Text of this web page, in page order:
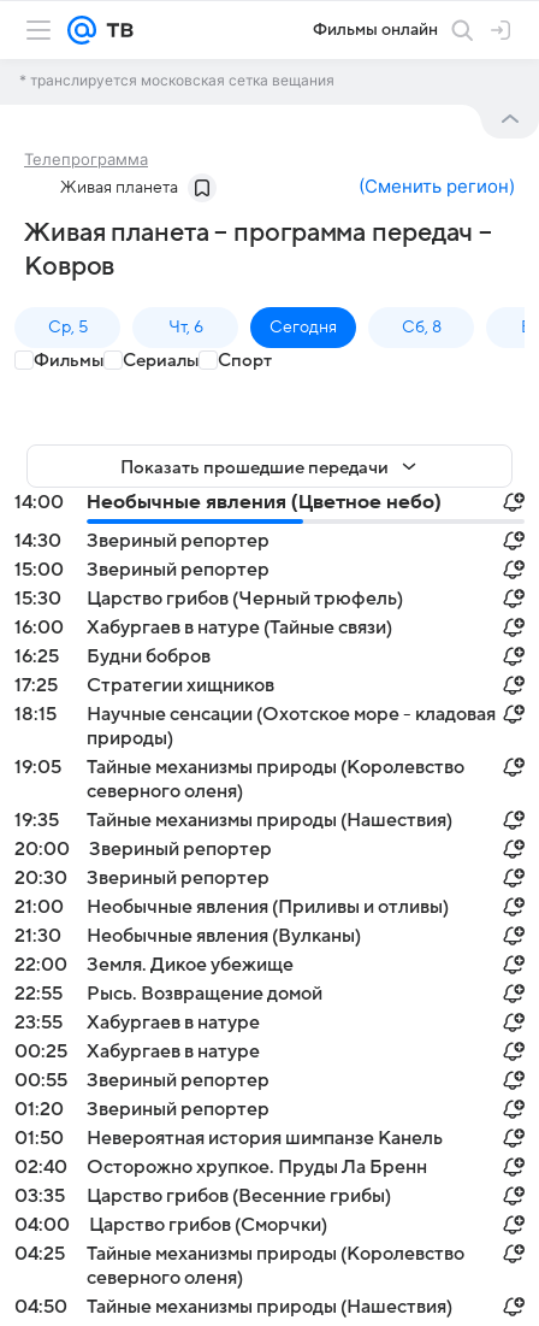
Фильмы онлайн
* транслируется московская сетка вещания
Телепрограмма
Живая планета (Сменить регион)
Живая планета – программа передач –
Ковров
Ср, 5 Чт, 6 Сегодня Сб, 8
Фильмы Сериалы Спорт
Показать прошедшие передачи
14:00
Необычные явления (Цветное небо)
14:30
Звериный репортер
15:00
Звериный репортер
15:30
Царство грибов (Черный трюфель)
16:00
Хабургаев в натуре (Тайные связи)
16:25
Будни бобров
17:25
Стратегии хищников
18:15
Научные сенсации (Охотское море - кладовая
природы)
19:05
Тайные механизмы природы (Королевство
северного оленя)
19:35
Тайные механизмы природы (Нашествия)
20:00
Звериный репортер
20:30
Звериный репортер
21:00
Необычные явления (Приливы и отливы)
21:30
Необычные явления (Вулканы)
22:00
Земля. Дикое убежище
22:55
Рысь. Возвращение домой
23:55
Хабургаев в натуре
00:25
Хабургаев в натуре
00:55
Звериный репортер
01:20
Звериный репортер
01:50
Невероятная история шимпанзе Канель
02:40
Осторожно хрупкое. Пруды Ла Бренн
03:35
Царство грибов (Весенние грибы)
04:00
Царство грибов (Сморчки)
04:25
Тайные механизмы природы (Королевство
северного оленя)
04:50
Тайные механизмы природы (Нашествия)